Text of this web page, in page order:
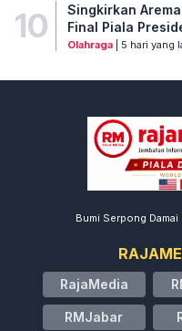
10
Singkirkan
Final Piala
Olahraga| 5 hari yang
Bumi Serpong
RajaMedia
RMJabar